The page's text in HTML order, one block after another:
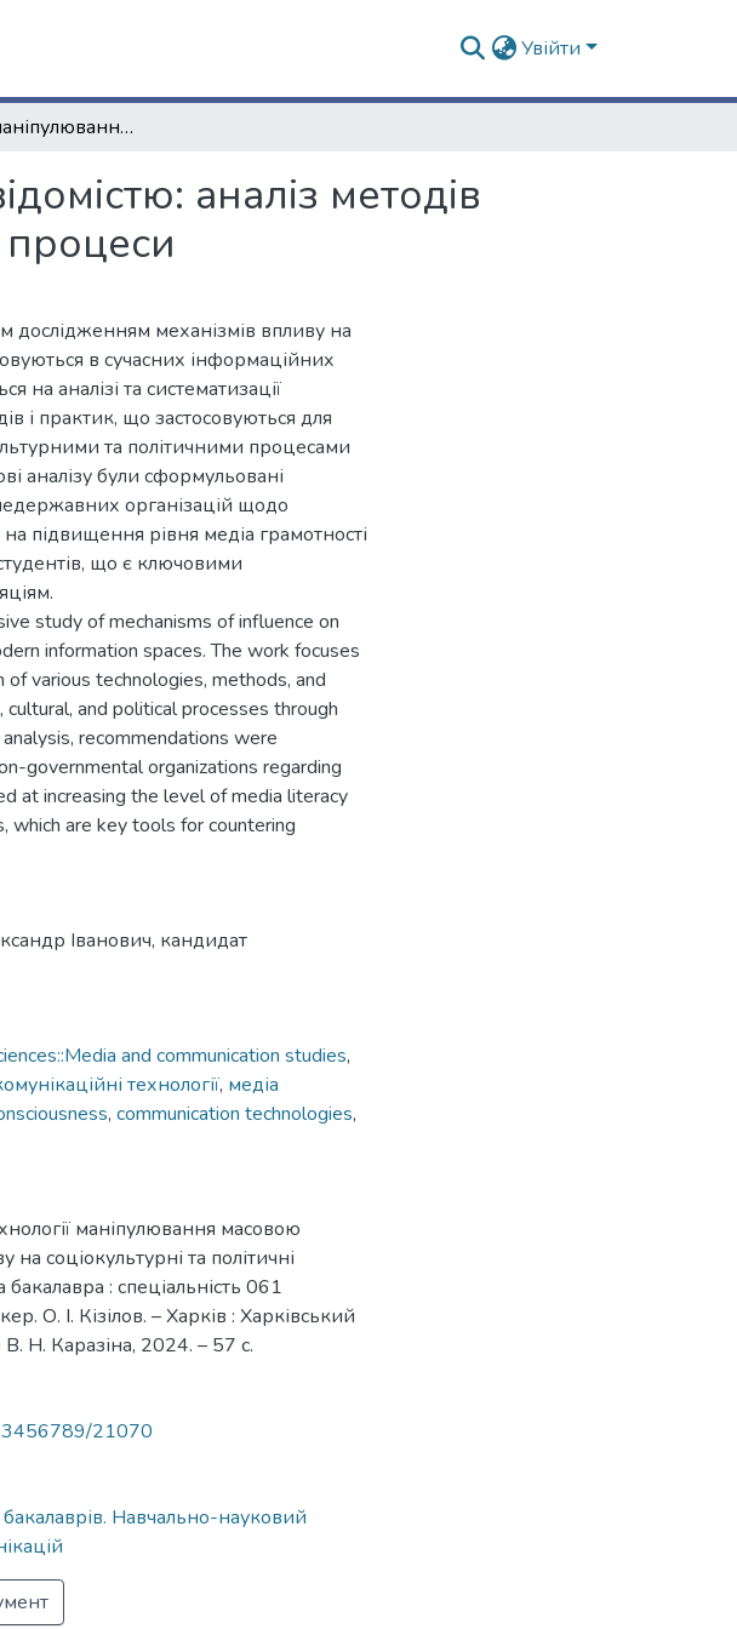
Увійти
Технології маніпулювання масовою свідомістю: аналіз методів впливу на соціокультурні та політичні процеси
аналіз методів
процеси
механізмів впливу на
в сучасних інформаційних
на аналізі та систематизації
і практик, що застосовуються для
та політичними процесами
аналізу були сформульовані
організацій щодо
підвищення рівня медіа грамотності
що є ключовими
study of mechanisms of influence on
information spaces. The work focuses
various technologies, methods, and
and political processes through
recommendations were
governmental organizations regarding
at increasing the level of media literacy
which are key tools for countering
Іванович, кандидат
and communication studies,
технології, медіа
, communication technologies,
маніпулювання масовою
на соціокультурні та політичні
: спеціальність 061
О. І. Кізілов. – Харків : Харківський
В. Н. Каразіна, 2024. – 57 с.
21070
Навчально-науковий